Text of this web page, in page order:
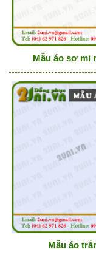
Mẫu áo sơ mi
Mẫu áo